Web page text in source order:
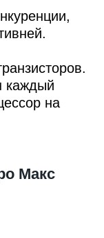
каждый
на
Макс